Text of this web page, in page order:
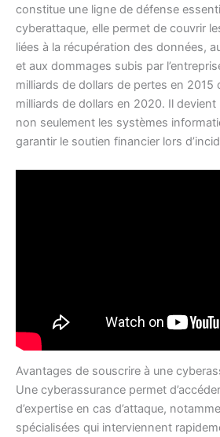
constitue une ligne de défense
cyberattaque, elle permet de couvrir
liées à la récupération des données,
et aux dommages subis par
milliards de dollars de pertes en
milliards de dollars en 2020. Il
non seulement les systèmes
garantir le soutien financier lors
Avantages de souscrire à une
Une cyberassurance permet
d’expertise en cas d’attaque,
spécialisées qui interviennent